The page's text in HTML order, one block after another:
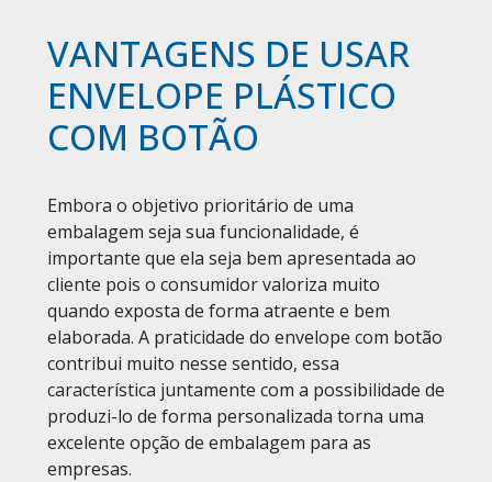
VANTAGENS DE USAR
ENVELOPE PLÁSTICO
COM BOTÃO
Embora o objetivo prioritário de uma
embalagem seja sua funcionalidade, é
importante que ela seja bem apresentada ao
cliente pois o consumidor valoriza muito
quando exposta de forma atraente e bem
elaborada. A praticidade do envelope com botão
contribui muito nesse sentido, essa
característica juntamente com a possibilidade de
produzi-lo de forma personalizada torna uma
excelente opção de embalagem para as
empresas.